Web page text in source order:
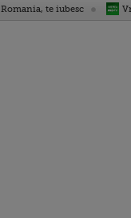
Romania, te iubesc